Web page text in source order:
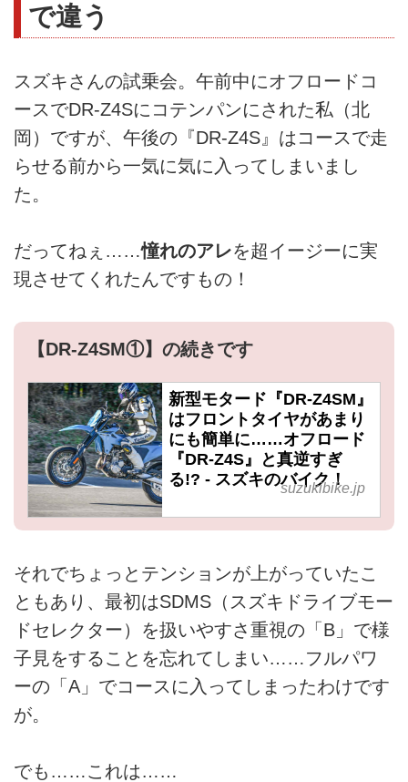
で違う
スズキさんの試乗会。午前中にオフロードコ
ースでDR-Z4Sにコテンパンにされた私（北
岡）ですが、午後の『DR-Z4S』はコースで走
らせる前から一気に気に入ってしまいまし
た。
だってねぇ……憧れのアレを超イージーに実
現させてくれたんですもの！
【DR-Z4SM①】の続きです
新型モタード『DR-Z4SM』
はフロントタイヤがあまり
にも簡単に……オフロード
『DR-Z4S』と真逆すぎ
る!? - スズキのバイク！
suzukibike.jp
それでちょっとテンションが上がっていたこ
ともあり、最初はSDMS（スズキドライブモー
ドセレクター）を扱いやすさ重視の「B」で様
子見をすることを忘れてしまい……フルパワ
ーの「A」でコースに入ってしまったわけです
が。
でも……これは……